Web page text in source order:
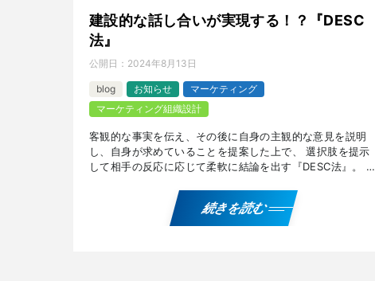
建設的な話し合いが実現する！？『DESC
法』
公開日： 2024年8月13日
blog お知らせ
マーケティング
マーケティング組織設計
客観的な事実を伝え、その後に自身の主観的な意見を説明
し、自身が求めていることを提案した上で、 選択肢を提示
して相手の反応に応じて柔軟に結論を出す『DESC法』。 メ
続きを読む